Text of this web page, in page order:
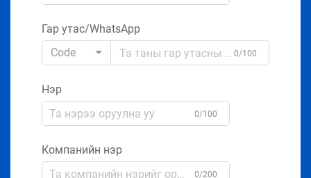
Гар утас/WhatsApp
Code
0/100
Нэр
0/100
Компанийн нэр
0/200